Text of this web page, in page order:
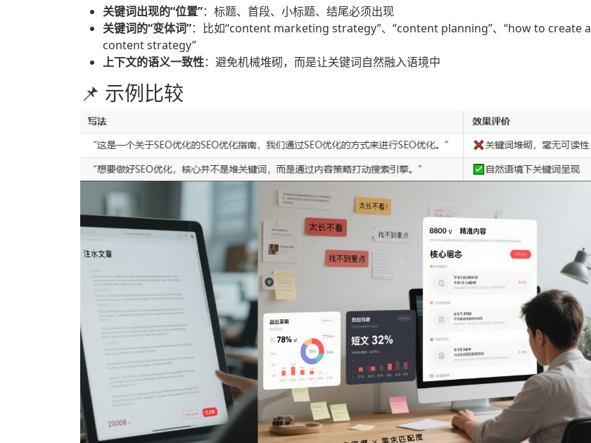
关键词出现的“位置”：标题、首段、小标题、结尾必须出现
关键词的“变体词”：比如“content marketing strategy”、“content planning”、“how to create a
content strategy”
上下文的语义一致性：避免机械堆砌，而是让关键词自然融入语境中
📌 示例比较